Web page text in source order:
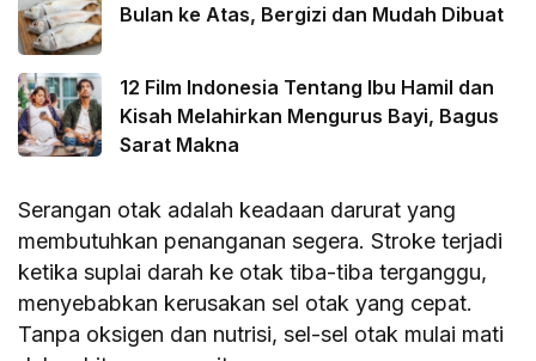
Bulan ke Atas, Bergizi dan Mudah Dibuat
12 Film Indonesia Tentang Ibu Hamil dan
Kisah Melahirkan Mengurus Bayi, Bagus
Sarat Makna
Serangan otak adalah keadaan darurat yang
membutuhkan penanganan segera. Stroke terjadi
ketika suplai darah ke otak tiba-tiba terganggu,
menyebabkan kerusakan sel otak yang cepat.
Tanpa oksigen dan nutrisi, sel-sel otak mulai mati